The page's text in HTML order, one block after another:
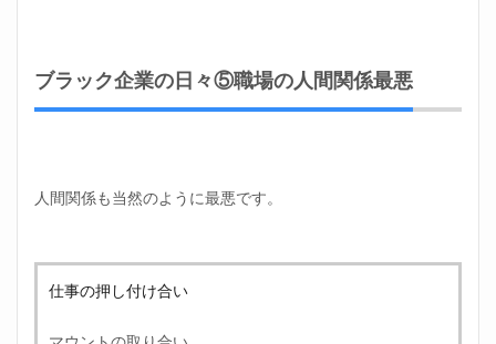
ブラック企業の日々⑤職場の人間関係最悪
人間関係も当然のように最悪です。
仕事の押し付け合い